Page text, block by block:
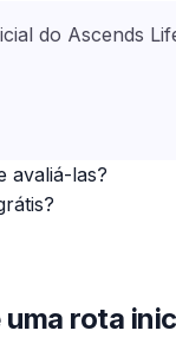
do Ascends
avaliá-las?
rota